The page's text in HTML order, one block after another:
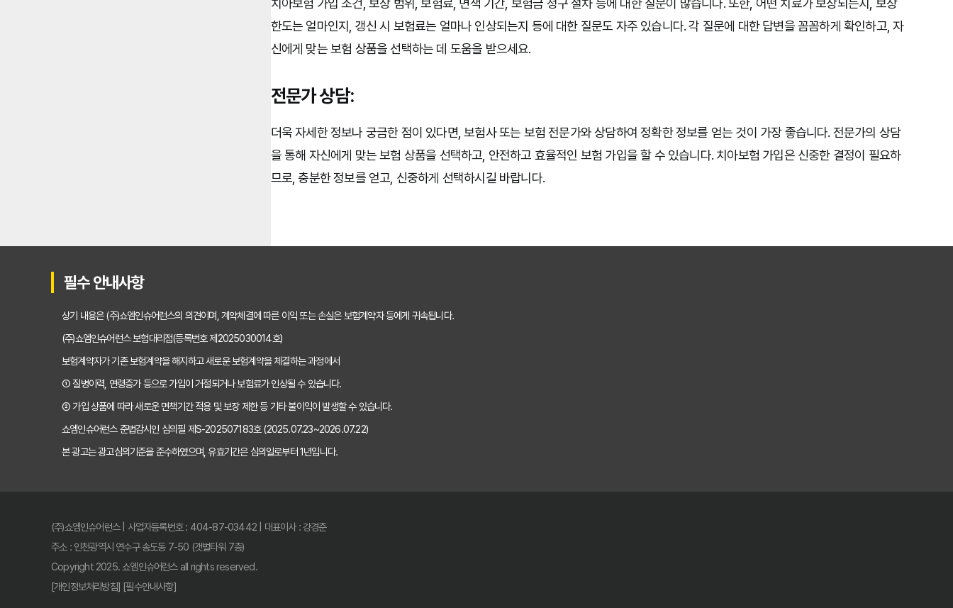
치아보험 가입 조건, 보장 범위, 보험료, 면책 기간, 보험금 청구 절차 등에 대한 질문이 많습니다. 또한, 어떤 치료가 보장되는지, 보장
한도는 얼마인지, 갱신 시 보험료는 얼마나 인상되는지 등에 대한 질문도 자주 있습니다. 각 질문에 대한 답변을 꼼꼼하게 확인하고, 자
신에게 맞는 보험 상품을 선택하는 데 도움을 받으세요.
전문가 상담:
더욱 자세한 정보나 궁금한 점이 있다면, 보험사 또는 보험 전문가와 상담하여 정확한 정보를 얻는 것이 가장 좋습니다. 전문가의 상담
을 통해 자신에게 맞는 보험 상품을 선택하고, 안전하고 효율적인 보험 가입을 할 수 있습니다. 치아보험 가입은 신중한 결정이 필요하
므로, 충분한 정보를 얻고, 신중하게 선택하시길 바랍니다.
필수 안내사항
상기 내용은 (주)쇼엠인슈어런스의 의견이며, 계약체결에 따른 이익 또는 손실은 보험계약자 등에게 귀속됩니다.
(주)쇼엠인슈어런스 보험대리점(등록번호 제2025030014호)
보험계약자가 기존 보험계약을 해지하고 새로운 보험계약을 체결하는 과정에서
① 질병이력, 연령증가 등으로 가입이 거절되거나 보험료가 인상될 수 있습니다.
② 가입 상품에 따라 새로운 면책기간 적용 및 보장 제한 등 기타 불이익이 발생할 수 있습니다.
쇼엠인슈어런스 준법감시인 심의필 제S-202507183호 (2025.07.23~2026.07.22)
본 광고는 광고심의기준을 준수하였으며, 유효기간은 심의일로부터 1년입니다.
(주)쇼엠인슈어런스 | 사업자등록번호 : 404-87-03442 | 대표이사 : 강경준
주소 : 인천광역시 연수구 송도동 7-50 (갯벌타워 7층)
Copyright 2025. 쇼엠인슈어런스 all rights reserved.
[개인정보처리방침] [필수안내사항]